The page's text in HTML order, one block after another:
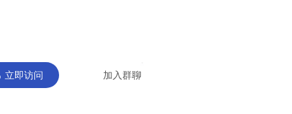
立即访问 加入群聊